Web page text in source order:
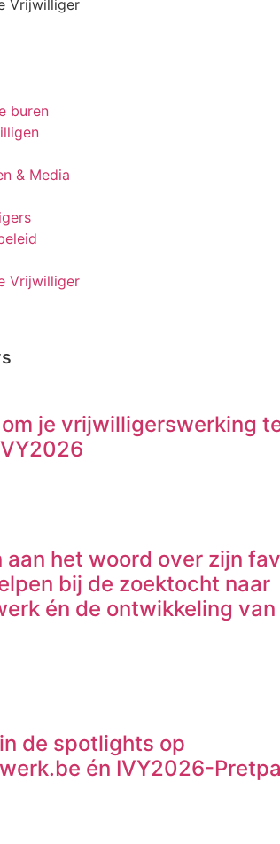
Vrijwilliger
buren
& Media
Vrijwilliger
je vrijwilligerswerking
aan het woord over zijn
bij de zoektocht naar
én de ontwikkeling van
de spotlights op
én IVY2026-